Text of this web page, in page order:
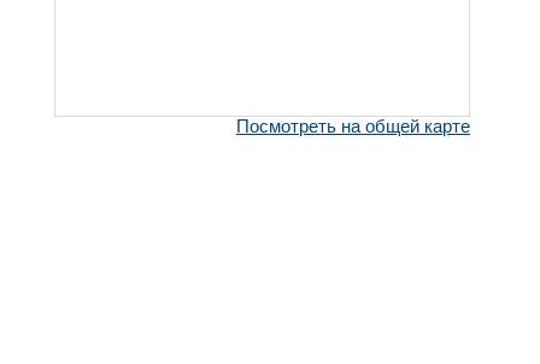
Посмотреть на общей карте